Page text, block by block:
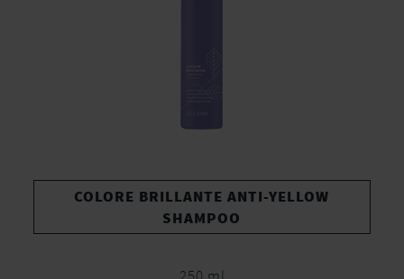
COLORE BRILLANTE ANTI-YELLOW
SHAMPOO